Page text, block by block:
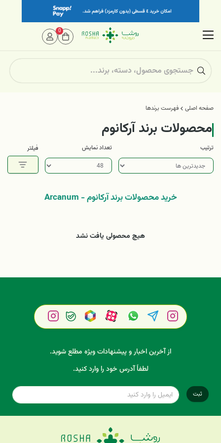
صفحه اصلی فهرست برندها
محصولات برند آرکانوم
ترتیب تعداد نمایش فیلتر
خرید محصولات برند آرکانوم - Arcanum
هیچ محصولی یافت نشد
از آخرین اخبار و پیشنهادات ویژه مطلع شوید.
لطفاً آدرس خود را وارد کنید.
ثبت
0